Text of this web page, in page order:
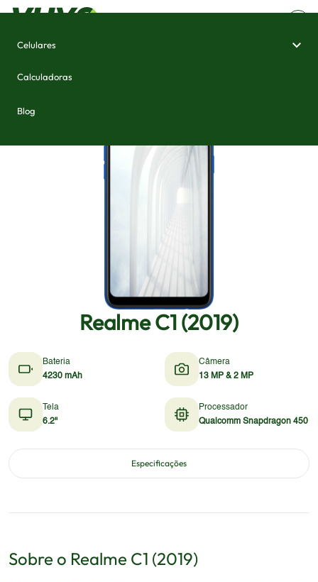
Celulares
Calculadoras
Blog
Realme C1 (2019)
Bateria
4230 mAh
Câmera
13 MP & 2 MP
Tela
6.2"
Processador
Qualcomm Snapdragon 450
Especificações
Sobre o Realme C1 (2019)